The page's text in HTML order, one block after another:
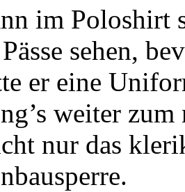
im Poloshirt
sehen,
er eine
weiter
nur das